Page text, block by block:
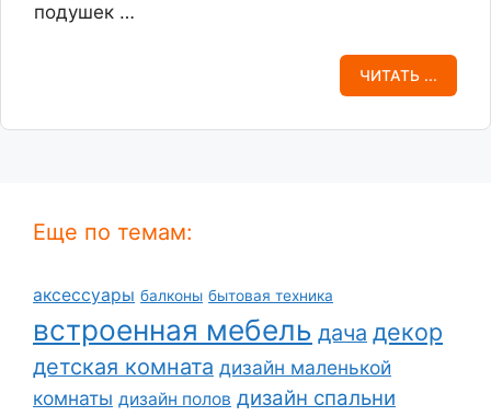
подушек …
ЧИТАТЬ ...
Еще по темам:
аксессуары балконы бытовая техника
встроенная мебель дача декор
детская комната дизайн маленькой
комнаты дизайн полов дизайн спальни